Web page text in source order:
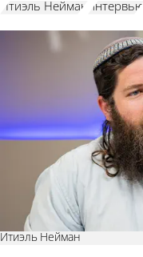
Итиэль Нейман интервью
Итиэль Нейман